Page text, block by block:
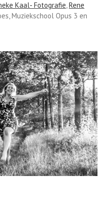
Kaal- Fotografie,Rene
Muziekschool Opus 3 en